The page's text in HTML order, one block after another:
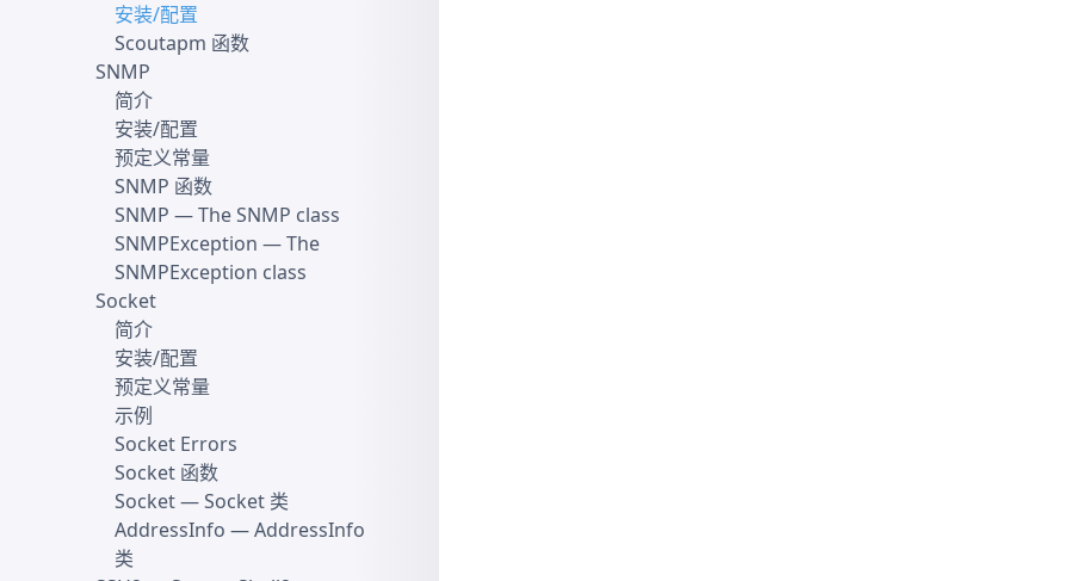
安装/配置
Scoutapm 函数
SNMP
简介
安装/配置
预定义常量
SNMP 函数
SNMP — The SNMP class
SNMPException — The
SNMPException class
Socket
简介
安装/配置
预定义常量
示例
Socket Errors
Socket 函数
Socket— Socket 类
AddressInfo — AddressInfo
类